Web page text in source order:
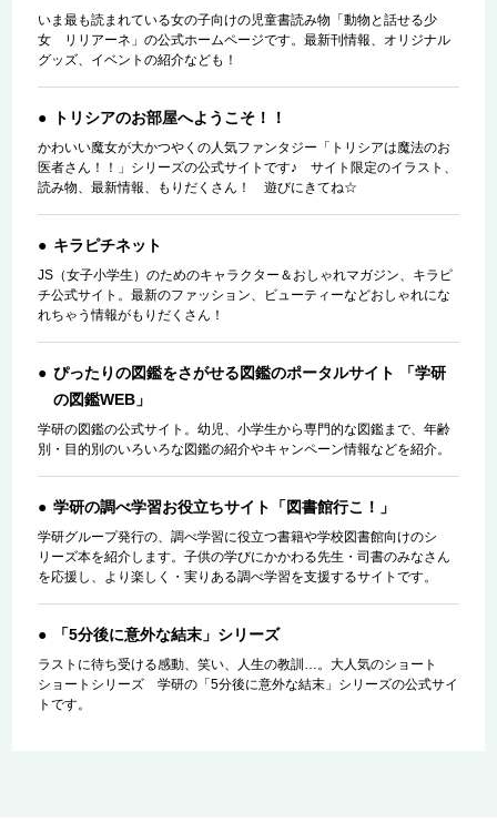
いま最も読まれている女の子向けの児童書読み物「動物と話せる少
女 リリアーネ」の公式ホームページです。最新刊情報、オリジナル
グッズ、イベントの紹介なども！
トリシアのお部屋へようこそ！！
かわいい魔女が大かつやくの人気ファンタジー「トリシアは魔法のお
医者さん！！」シリーズの公式サイトです♪ サイト限定のイラスト、
読み物、最新情報、もりだくさん！ 遊びにきてね☆
キラピチネット
JS（女子小学生）のためのキャラクター＆おしゃれマガジン、キラピ
チ公式サイト。最新のファッション、ビューティーなどおしゃれにな
れちゃう情報がもりだくさん！
ぴったりの図鑑をさがせる図鑑のポータルサイト 「学研
の図鑑WEB」
学研の図鑑の公式サイト。幼児、小学生から専門的な図鑑まで、年齢
別・目的別のいろいろな図鑑の紹介やキャンペーン情報などを紹介。
学研の調べ学習お役立ちサイト「図書館行こ！」
学研グループ発行の、調べ学習に役立つ書籍や学校図書館向けのシ
リーズ本を紹介します。子供の学びにかかわる先生・司書のみなさん
を応援し、より楽しく・実りある調べ学習を支援するサイトです。
「5分後に意外な結末」シリーズ
ラストに待ち受ける感動、笑い、人生の教訓…。大人気のショート
ショートシリーズ 学研の「5分後に意外な結末」シリーズの公式サイ
トです。